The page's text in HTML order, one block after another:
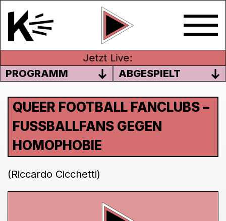
Jetzt Live:
PROGRAMM
ABGESPIELT
QUEER FOOTBALL FANCLUBS –
FUSSBALLFANS GEGEN
HOMOPHOBIE
(Riccardo Cicchetti)